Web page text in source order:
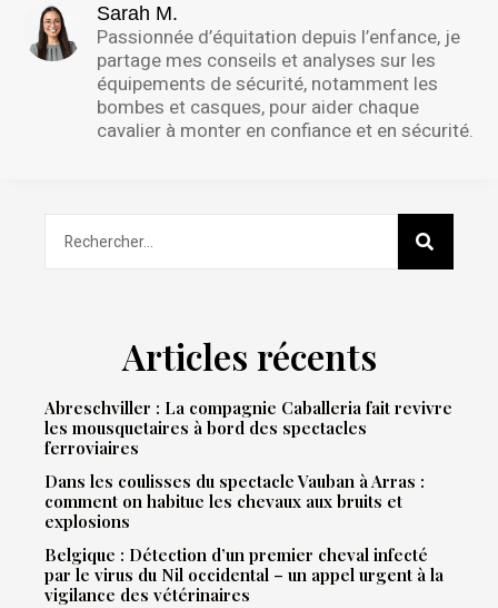
Sarah M.
Passionnée d’équitation depuis l’enfance, je
partage mes conseils et analyses sur les
équipements de sécurité, notamment les
bombes et casques, pour aider chaque
cavalier à monter en confiance et en sécurité.
Articles récents
Abreschviller : La compagnie Caballeria fait revivre
les mousquetaires à bord des spectacles
ferroviaires
Dans les coulisses du spectacle Vauban à Arras :
comment on habitue les chevaux aux bruits et
explosions
Belgique : Détection d’un premier cheval infecté
par le virus du Nil occidental – un appel urgent à la
vigilance des vétérinaires